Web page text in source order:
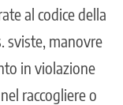
al codice della
sviste, manovre
in violazione
raccogliere o